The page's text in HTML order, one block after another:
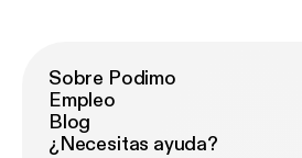
Sobre Podimo
Empleo
Blog
¿Necesitas ayuda?